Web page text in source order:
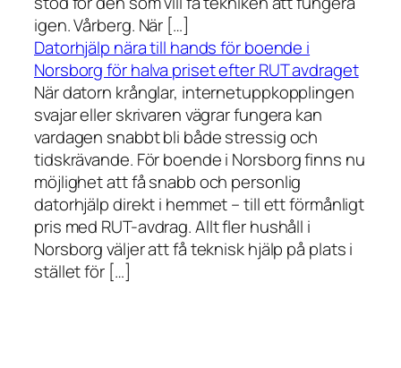
igen. Vårberg. När […]
Datorhjälp nära till hands för boende i
Norsborg för halva priset efter RUT avdraget
När datorn krånglar, internetuppkopplingen
svajar eller skrivaren vägrar fungera kan
vardagen snabbt bli både stressig och
tidskrävande. För boende i Norsborg finns nu
möjlighet att få snabb och personlig
datorhjälp direkt i hemmet – till ett förmånligt
pris med RUT-avdrag. Allt fler hushåll i
Norsborg väljer att få teknisk hjälp på plats i
stället för […]